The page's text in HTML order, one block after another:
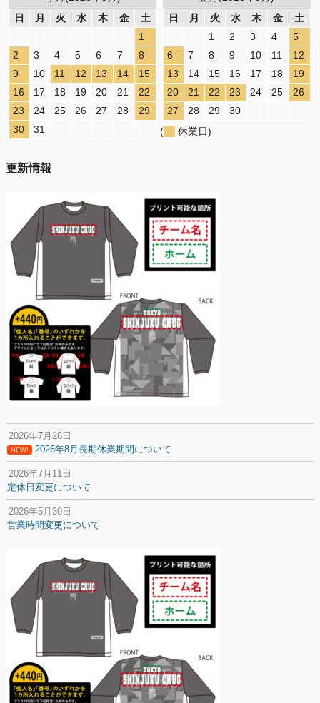
日
月 火 水 木 金
土
1
2
3 4 5 6 7
8
9
10 11 12 13 14
15
16
17 18 19 20 21
22
23
24 25 26 27 28
29
30
31
日
月 火 水 木 金
土
1
2 3 4
5
6
7 8 9 10 11
12
13
14 15 16 17 18
19
20
21 22 23 24 25
26
27
28 29
30
(
休業日)
更新情報
2026年7月28日
NEW! 2026年8月長期休業期間について
2026年7月11日
定休日変更について
2026年5月30日
営業時間変更について
納期遅延について
2025年12月11日
年末年始の休業期間について